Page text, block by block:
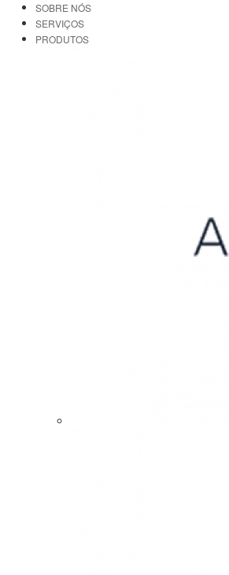
SOBRE NÓS
SERVIÇOS
PRODUTOS